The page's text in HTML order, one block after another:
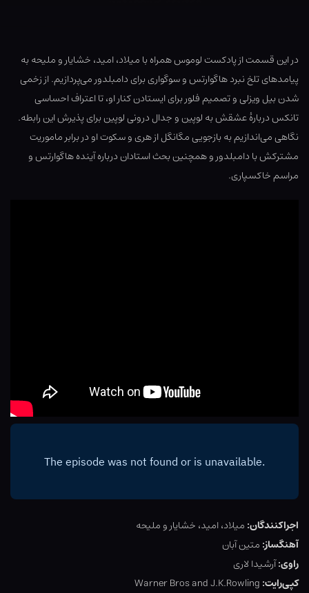
در این قسمت از پادکست لوموس همراه با میلاد، امید، خشایار و ملیحه به
پیامدهای تلخ نبرد هاگوارتس و سوگواری برای دامبلدور می‌پردازیم. از زخمی
شدن بیل ویزلی و تصمیم فلور برای ایستادن کنار او، تا اعتراف احساسی
تانکس دربارهٔ عشقش به لوپین و جدال درونی لوپین برای پذیرش این رابطه.
نگاهی می‌اندازیم به بازجویی مگانگل از هری و سکوت او در برابر ماموریت
مشترکش با دامبلدور و همچنین بحث استادان درباره آینده هاگوارتس و
مراسم خاکسپاری.
اجراکنندگان: میلاد، امید، خشایار و ملیحه
آهنگساز: متین آبان
راوی:آرشیدا لاری
کپی‌رایت: Warner Bros and J.K.Rowling